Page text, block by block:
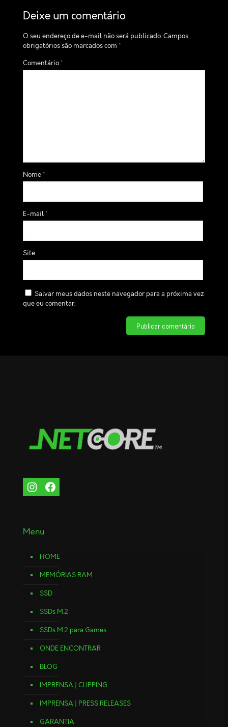
Deixe um comentário
O seu endereço de e-mail não será publicado.Campos
obrigatórios são marcados com *
Comentário *
Nome *
E-mail*
Site
Salvar meus dados neste navegador para a próxima vez
que eu comentar.
Menu
HOME
MEMÓRIAS RAM
SSD
SSDs M.2
SSDs M.2 para Games
ONDE ENCONTRAR
BLOG
IMPRENSA | CLIPPING
IMPRENSA | PRESS RELEASES
GARANTIA